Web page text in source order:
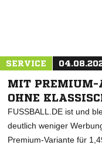
SERVICE
MIT PREMIUM-
OHNE
FUSSBALL.DE ist und
deutlich weniger
Premium-Variante für